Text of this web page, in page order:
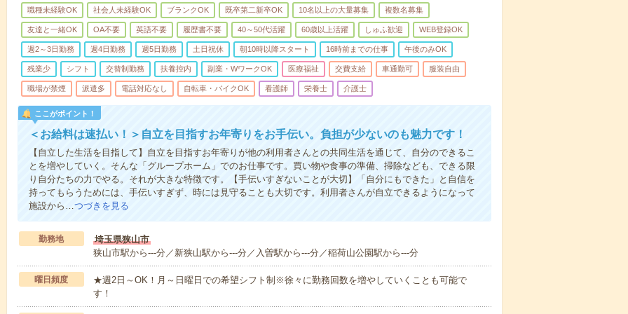
職種未経験OK 社会人未経験OK ブランクOK 既卒第二新卒OK 10名以上の大量募集 複数名募集
友達と一緒OK OA不要 英語不要 履歴書不要 40～50代活躍 60歳以上活躍 しゅふ歓迎 WEB登録OK
週2～3日勤務 週4日勤務 週5日勤務 土日祝休 朝10時以降スタート 16時前までの仕事 午後のみOK
残業少 シフト 交替制勤務 扶養控内 副業・WワークOK 医療福祉 交費支給 車通勤可 服装自由
職場が禁煙 派遣多 電話対応なし 自転車・バイクOK 看護師 栄養士 介護士
ここがポイント！
＜お給料は速払い！＞自立を目指すお年寄りをお手伝い。負担が少ないのも魅力です！
【自立した生活を目指して】自立を目指すお年寄りが他の利用者さんとの共同生活を通じて、自分のできるこ
とを増やしていく。そんな「グループホーム」でのお仕事です。買い物や食事の準備、掃除なども、できる限
り自分たちの力でやる。それが大きな特徴です。【手伝いすぎないことが大切】「自分にもできた」と自信を
持ってもらうためには、手伝いすぎず、時には見守ることも大切です。利用者さんが自立できるようになって
施設から… つづきを見る
勤務地
埼玉県狭山市
狭山市駅から---分／新狭山駅から---分／入曽駅から---分／稲荷山公園駅から---分
曜日頻度
★週2日～OK！月～日曜日での希望シフト制※徐々に勤務回数を増やしていくことも可能で
す！